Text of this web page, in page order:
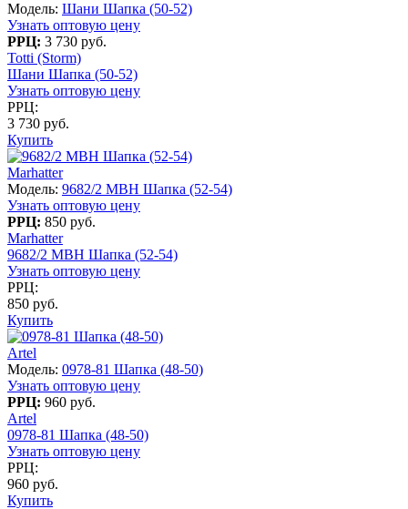
Модель: Шани Шапка (50-52)
Узнать оптовую цену
РРЦ: 3 730 руб.
Totti (Storm)
Шани Шапка (50-52)
Узнать оптовую цену
РРЦ:
3 730 руб.
Купить
Marhatter
Модель: 9682/2 MBH Шапка (52-54)
Узнать оптовую цену
РРЦ: 850 руб.
Marhatter
9682/2 MBH Шапка (52-54)
Узнать оптовую цену
РРЦ:
850 руб.
Купить
Artel
Модель: 0978-81 Шапка (48-50)
Узнать оптовую цену
РРЦ: 960 руб.
Artel
0978-81 Шапка (48-50)
Узнать оптовую цену
РРЦ:
960 руб.
Купить